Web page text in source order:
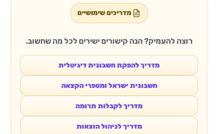
מדריכים שימושיים
רוצה להעמיק? הנה קישורים ישירים לכל מה שחשוב.
מדריך להפקת חשבונית דיגיטלית
חשבונית ישראל ומספרי הקצאה
מדריך לקבלות תרומה
מדריך לניהול הוצאות